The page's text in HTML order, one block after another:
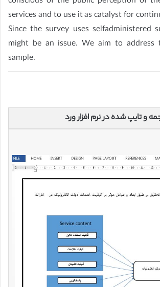
services and to use it as catalyst for
Since the survey uses selfadministered
might be an issue. We aim to
sample.
و تایپ شده در نرم افزار ورد